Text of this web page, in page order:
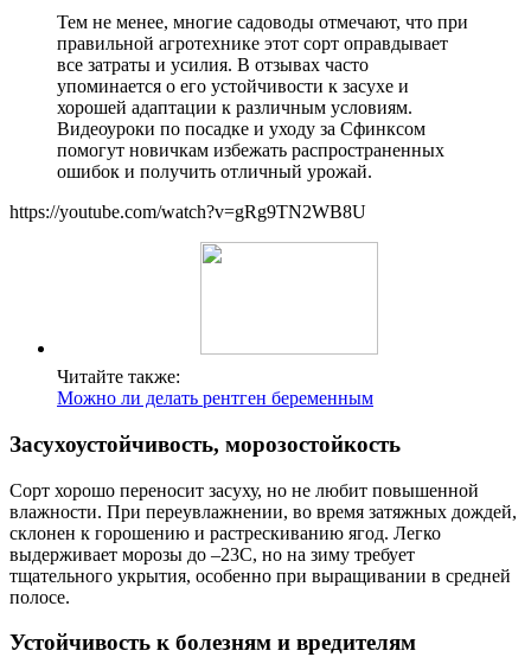
Тем не менее, многие садоводы отмечают, что при
правильной агротехнике этот сорт оправдывает
все затраты и усилия. В отзывах часто
упоминается о его устойчивости к засухе и
хорошей адаптации к различным условиям.
Видеоуроки по посадке и уходу за Сфинксом
помогут новичкам избежать распространенных
ошибок и получить отличный урожай.
https://youtube.com/watch?v=gRg9TN2WB8U
Читайте также:
Можно ли делать рентген беременным
Засухоустойчивость, морозостойкость
Сорт хорошо переносит засуху, но не любит повышенной
влажности. При переувлажнении, во время затяжных дождей,
склонен к горошению и растрескиванию ягод. Легко
выдерживает морозы до –23С, но на зиму требует
тщательного укрытия, особенно при выращивании в средней
полосе.
Устойчивость к болезням и вредителям